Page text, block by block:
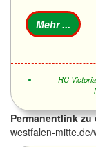
RC
Permanentlink
westfalen-